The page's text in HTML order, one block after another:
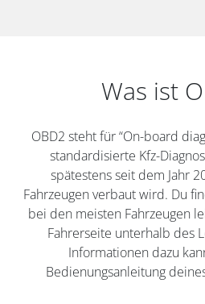
Was ist
OBD2 steht für “On-board
standardisierte Kfz-
spätestens seit dem Jahr
Fahrzeugen verbaut wird. Du
bei den meisten Fahrzeugen
Fahrerseite unterhalb des
Informationen dazu
Bedienungsanleitung